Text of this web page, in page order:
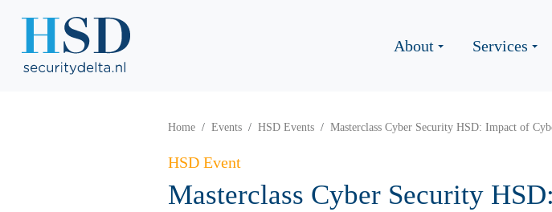
About Services
Home Events HSD Events Masterclass Cyber Security HSD: Impact of
HSD Event
Masterclass Cyber Security